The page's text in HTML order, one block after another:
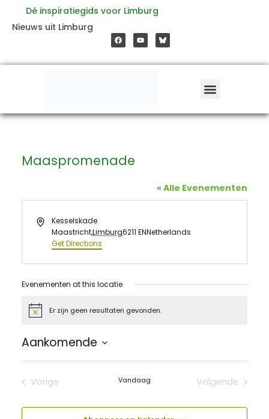
inhoud
Dé inspiratiegids voor Limburg
Nieuws uit Limburg
a
c
e
o
o
o
u
t
b
e
Maaspromenade
« Alle Evenementen
AddressKesselskade
Maastricht,Limburg6211 ENNetherlands
Get Directions
Evenementen at this locatie
BerichtEr zijn geen resultaten gevonden.
Aankomende
datum.
Vorige
Vandaag
Volgende